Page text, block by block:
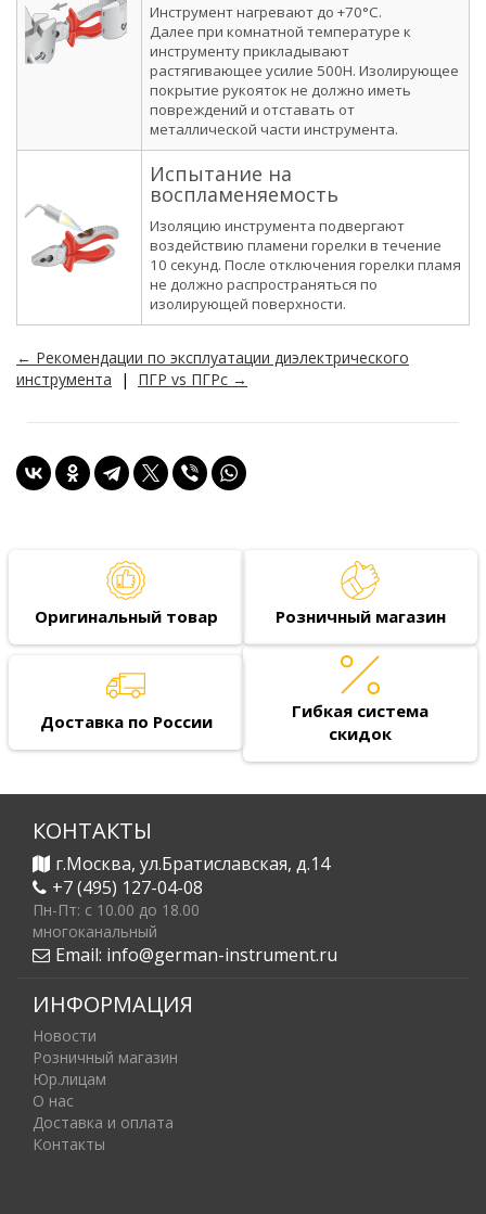
Инструмент нагревают до +70°С.
Далее при комнатной температуре к
инструменту прикладывают
растягивающее усилие 500Н. Изолирующее
покрытие рукояток не должно иметь
повреждений и отставать от
металлической части инструмента.
Испытание на
воспламеняемость
Изоляцию инструмента подвергают
воздействию пламени горелки в течение
10 секунд. После отключения горелки пламя
не должно распространяться по
изолирующей поверхности.
← Рекомендации по эксплуатации диэлектрического
инструмента | ПГР vs ПГРс →
Оригинальный товар Розничный магазин
Доставка по России
Гибкая система
скидок
КОНТАКТЫ
г.Москва, ул.Братиславская, д.14
+7 (495) 127-04-08
Пн-Пт: c 10.00 до 18.00
многоканальный
Email: info@german-instrument.ru
ИНФОРМАЦИЯ
Новости
Розничный магазин
Юр.лицам
О нас
Доставка и оплата
Контакты